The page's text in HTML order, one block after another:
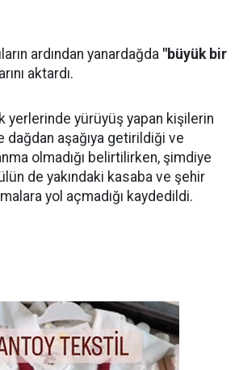
ardından yanardağda "büyük bir
aktardı.
yerlerinde yürüyüş yapan kişilerin
dağdan aşağıya getirildiği ve
olmadığı belirtilirken, şimdiye
de yakındaki kasaba ve şehir
yol açmadığı kaydedildi.